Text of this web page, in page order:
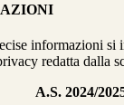
informazioni si
redatta dalla
A.S. 2024/